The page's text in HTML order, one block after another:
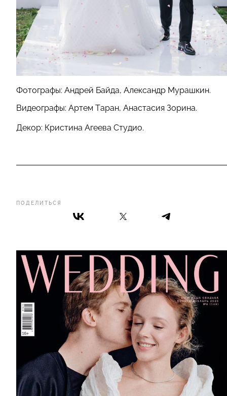
ПОДЕЛИТЬСЯ
Фотографы: Андрей Байда, Александр Мурашкин.
Видеографы: Артем Таран, Анастасия Зорина.
Декор: Кристина Агеева Студио.